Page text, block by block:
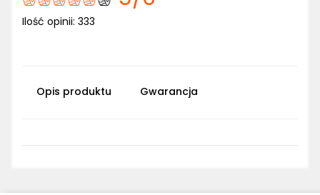
Ilość opinii: 333
Opis produktu Gwarancja